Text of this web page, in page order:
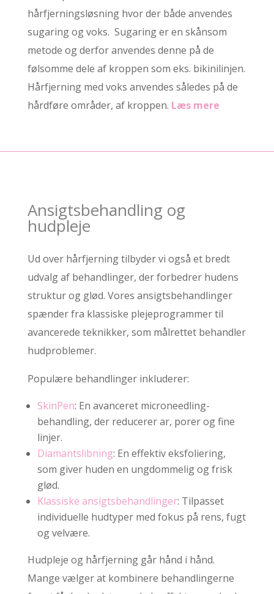
hårfjerningsløsning hvor der både anvendes
sugaring og voks. Sugaring er en skånsom
metode og derfor anvendes denne på de
følsomme dele af kroppen som eks. bikinilinjen.
Hårfjerning med voks anvendes således på de
hårdføre områder, af kroppen. Læs mere
Ansigtsbehandling og
hudpleje
Ud over hårfjerning tilbyder vi også et bredt
udvalg af behandlinger, der forbedrer hudens
struktur og glød. Vores ansigtsbehandlinger
spænder fra klassiske plejeprogrammer til
avancerede teknikker, som målrettet behandler
hudproblemer.
Populære behandlinger inkluderer:
SkinPen: En avanceret microneedling-
behandling, der reducerer ar, porer og fine
linjer.
Diamantslibning: En effektiv eksfoliering,
som giver huden en ungdommelig og frisk
glød.
Klassiske ansigtsbehandlinger: Tilpasset
individuelle hudtyper med fokus på rens, fugt
og velvære.
Hudpleje og hårfjerning går hånd i hånd.
Mange vælger at kombinere behandlingerne